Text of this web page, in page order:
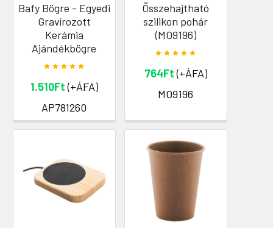
Bafy Bögre - Egyedi
Gravírozott
Kerámia
Ajándékbögre
1.510Ft(+ÁFA)
AP781260
Összehajtható
szilikon pohár
(MO9196)
764Ft(+ÁFA)
MO9196